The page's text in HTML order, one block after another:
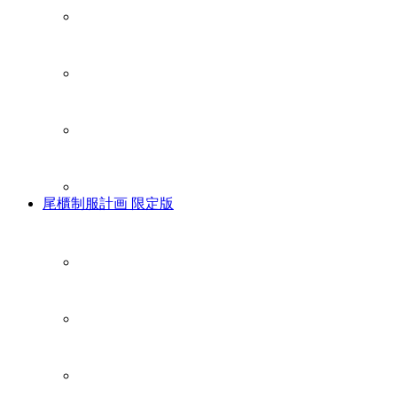
尾櫃制服計画 限定版